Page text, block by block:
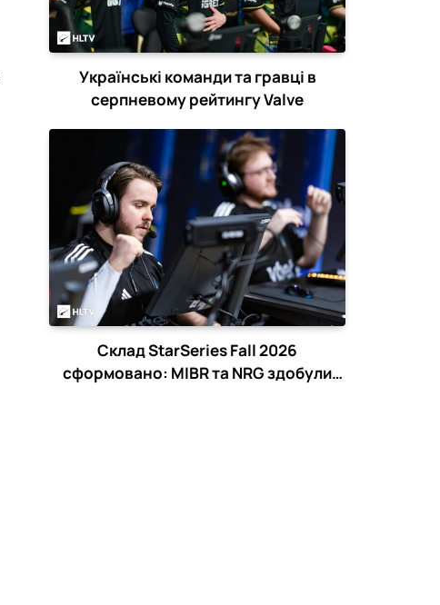
Українські команди та гравці в
серпневому рейтингу Valve
Склад StarSeries Fall 2026
сформовано: MIBR та NRG здобули